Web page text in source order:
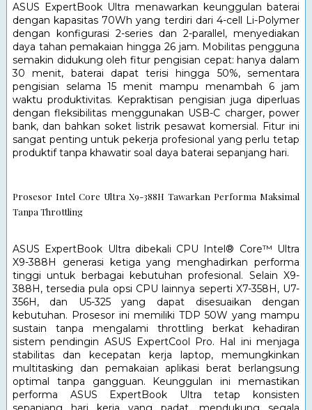
ASUS ExpertBook Ultra menawarkan keunggulan baterai
dengan kapasitas 70Wh yang terdiri dari 4-cell Li-Polymer
dengan konfigurasi 2-series dan 2-parallel, menyediakan
daya tahan pemakaian hingga 26 jam. Mobilitas pengguna
semakin didukung oleh fitur pengisian cepat: hanya dalam
30 menit, baterai dapat terisi hingga 50%, sementara
pengisian selama 15 menit mampu menambah 6 jam
waktu produktivitas. Kepraktisan pengisian juga diperluas
dengan fleksibilitas menggunakan USB-C charger, power
bank, dan bahkan soket listrik pesawat komersial. Fitur ini
sangat penting untuk pekerja profesional yang perlu tetap
produktif tanpa khawatir soal daya baterai sepanjang hari.
Prosesor Intel Core Ultra X9-388H Tawarkan Performa Maksimal
Tanpa Throttling
ASUS ExpertBook Ultra dibekali CPU Intel® Core™ Ultra
X9-388H generasi ketiga yang menghadirkan performa
tinggi untuk berbagai kebutuhan profesional. Selain X9-
388H, tersedia pula opsi CPU lainnya seperti X7-358H, U7-
356H, dan U5-325 yang dapat disesuaikan dengan
kebutuhan. Prosesor ini memiliki TDP 50W yang mampu
sustain tanpa mengalami throttling berkat kehadiran
sistem pendingin ASUS ExpertCool Pro. Hal ini menjaga
stabilitas dan kecepatan kerja laptop, memungkinkan
multitasking dan pemakaian aplikasi berat berlangsung
optimal tanpa gangguan. Keunggulan ini memastikan
performa ASUS ExpertBook Ultra tetap konsisten